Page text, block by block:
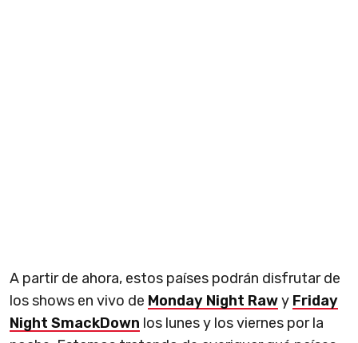
A partir de ahora, estos países podrán disfrutar de
los shows en vivo de Monday Night Rawy Friday
Night SmackDown los lunes y los viernes por la